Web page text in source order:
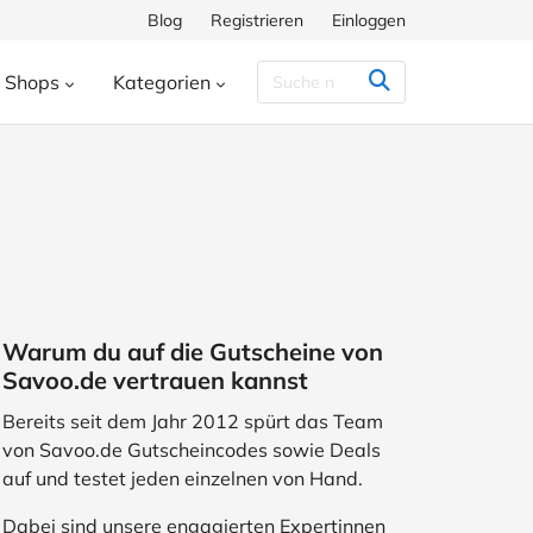
Blog Registrieren Einloggen
Shops
TUI WeightWatchers
Kategorien
Haustierbedarf
Sport Studenten
Wohnen & Garten
Warum du auf die Gutscheine von
Savoo.de vertrauen kannst
Bereits seit dem Jahr 2012 spürt das Team
von Savoo.de Gutscheincodes sowie Deals
auf und testet jeden einzelnen von Hand.
Dabei sind unsere engagierten Expertinnen